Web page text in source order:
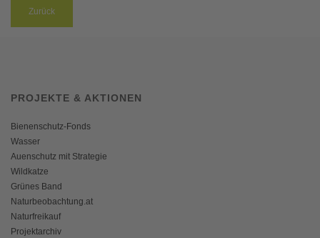
Zurück
PROJEKTE & AKTIONEN
Bienenschutz-Fonds
Wasser
Auenschutz mit Strategie
Wildkatze
Grünes Band
Naturbeobachtung.at
Naturfreikauf
Projektarchiv